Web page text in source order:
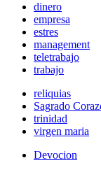
dinero
empresa
estres
management
teletrabajo
trabajo
reliquias
Sagrado
trinidad
virgen maria
Devocion